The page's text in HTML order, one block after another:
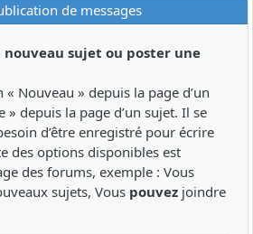
de messages
sujet ou poster une
Nouveau » depuis la page d’un
depuis la page d’un sujet. Il se
d’être enregistré pour écrire
des options disponibles est
des forums, exemple : Vous
sujets, Vous pouvez joindre